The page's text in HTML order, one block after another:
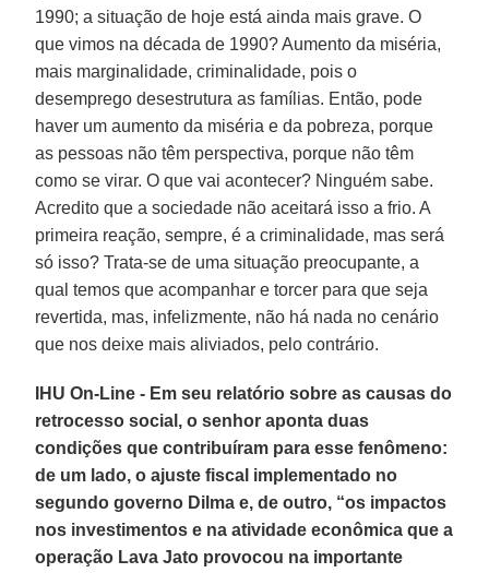
1990; a situação de hoje está ainda mais grave. O
que vimos na década de 1990? Aumento da miséria,
mais marginalidade, criminalidade, pois o
desemprego desestrutura as famílias. Então, pode
haver um aumento da miséria e da pobreza, porque
as pessoas não têm perspectiva, porque não têm
como se virar. O que vai acontecer? Ninguém sabe.
Acredito que a sociedade não aceitará isso a frio. A
primeira reação, sempre, é a criminalidade, mas será
só isso? Trata-se de uma situação preocupante, a
qual temos que acompanhar e torcer para que seja
revertida, mas, infelizmente, não há nada no cenário
que nos deixe mais aliviados, pelo contrário.
IHU On-Line - Em seu relatório sobre as causas do
retrocesso social, o senhor aponta duas
condições que contribuíram para esse fenômeno:
de um lado, o ajuste fiscal implementado no
segundo governo Dilma e, de outro, “os impactos
nos investimentos e na atividade econômica que a
operação Lava Jato provocou na importante